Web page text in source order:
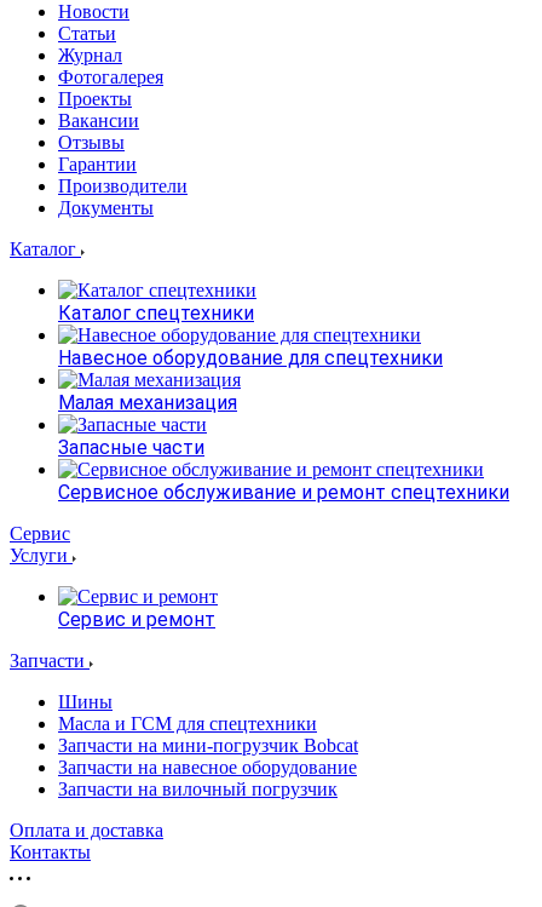
Новости
Статьи
Журнал
Фотогалерея
Проекты
Вакансии
Отзывы
Гарантии
Производители
Документы
Каталог
Каталог спецтехники
Навесное оборудование для спецтехники
Малая механизация
Запасные части
Сервисное обслуживание и ремонт спецтехники
Сервис
Услуги
Сервис и ремонт
Запчасти
Шины
Масла и ГСМ для спецтехники
Запчасти на мини-погрузчик Bobcat
Запчасти на навесное оборудование
Запчасти на вилочный погрузчик
Оплата и доставка
Контакты